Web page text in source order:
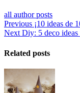
all author posts
Previous ¡10 ideas de
Next Diy: 5 deco ideas
Related posts